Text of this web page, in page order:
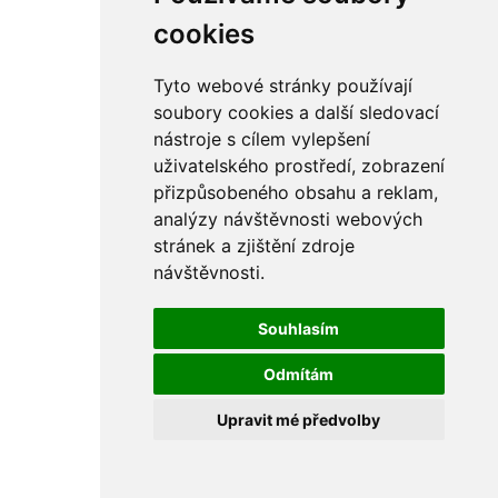
cookies
Tyto webové stránky používají
soubory cookies a další sledovací
nástroje s cílem vylepšení
uživatelského prostředí, zobrazení
přizpůsobeného obsahu a reklam,
analýzy návštěvnosti webových
stránek a zjištění zdroje
návštěvnosti.
Souhlasím
Odmítám
Upravit mé předvolby
řetězy
ostatní části
sekundární
sání
sedla
spojovací materiál
matice
podložky
pojistné kroužky
šrouby
výbava
výfuky a kolena
bowdeny a lanka
filtry
gufera